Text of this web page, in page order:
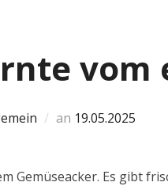
vom
an 19.05.2025
Gemüseacker. Es gibt